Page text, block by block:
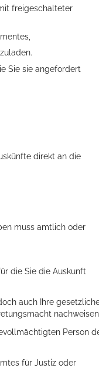
freigeschalteter
Sie sie angefordert
direkt an die
muss amtlich oder
die Sie die Auskunft
auch Ihre
Person
für Justiz oder